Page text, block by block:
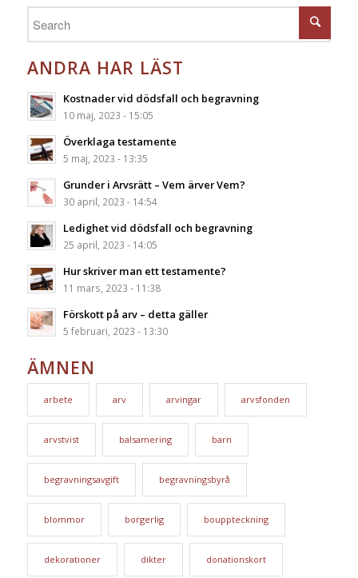
ANDRA HAR LÄST
Kostnader vid dödsfall och begravning
10 maj, 2023 - 15:05
Överklaga testamente
5 maj, 2023 - 13:35
Grunder i Arvsrätt – Vem ärver Vem?
30 april, 2023 - 14:54
Ledighet vid dödsfall och begravning
25 april, 2023 - 14:05
Hur skriver man ett testamente?
11 mars, 2023 - 11:38
Förskott på arv – detta gäller
5 februari, 2023 - 13:30
ÄMNEN
arbete arv arvingar arvsfonden
arvstvist balsamering barn
begravningsavgift begravningsbyrå
blommor borgerlig bouppteckning
dekorationer dikter donationskort